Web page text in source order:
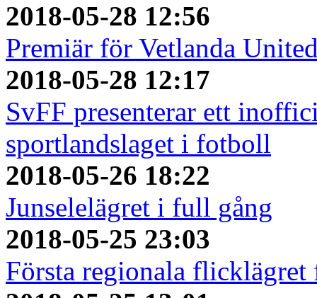
2018-05-28 12:56
Premiär för Vetlanda
2018-05-28 12:17
SvFF presenterar ett
sportlandslaget i fotboll
2018-05-26 18:22
Junselelägret i full gång
2018-05-25 23:03
Första regionala